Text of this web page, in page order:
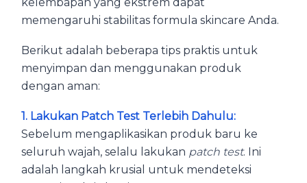
memengaruhi stabilitas formula skincare Anda.
Berikut adalah beberapa tips praktis untuk
menyimpan dan menggunakan produk
dengan aman:
1. Lakukan Patch Test Terlebih Dahulu:
Sebelum mengaplikasikan produk baru ke
seluruh wajah, selalu lakukan patch test. Ini
adalah langkah krusial untuk mendeteksi